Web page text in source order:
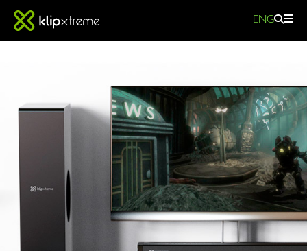
ENG
SONIDO